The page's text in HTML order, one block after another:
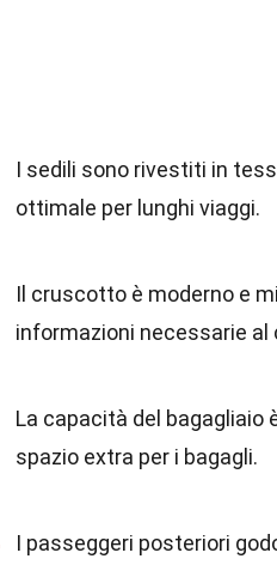
I sedili sono rivestiti in
ottimale per lunghi viaggi.
Il cruscotto è moderno e
informazioni necessarie al
La capacità del bagagliaio
spazio extra per i bagagli.
I passeggeri posteriori